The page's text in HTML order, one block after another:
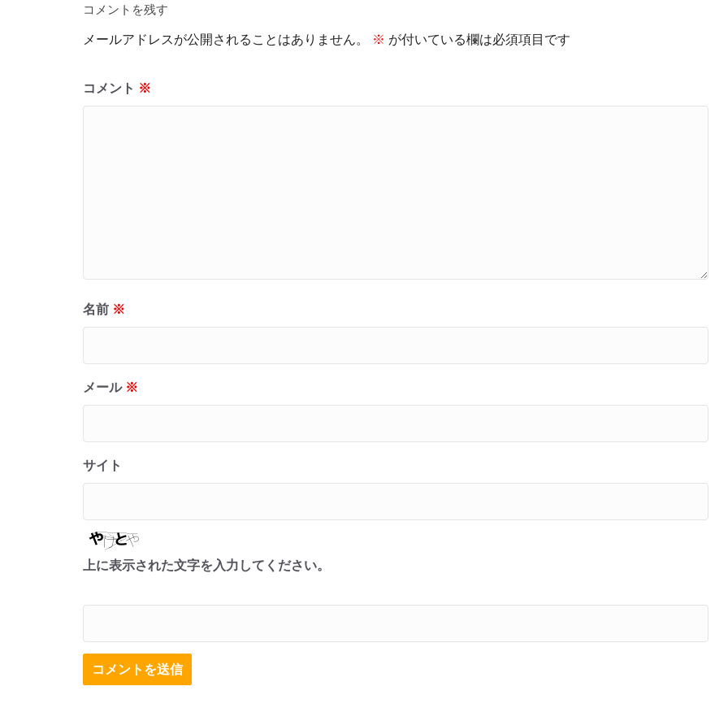
コメントを残す
メールアドレスが公開されることはありません。 ※ が付いている欄は必須項目です
コメント ※
名前 ※
メール ※
サイト
上に表示された文字を入力してください。